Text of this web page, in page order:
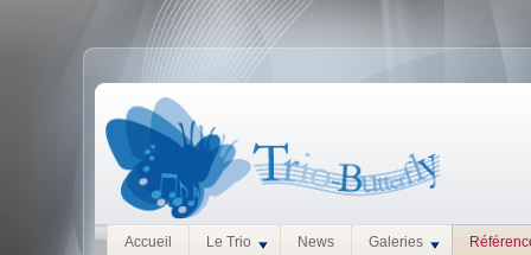
Accueil Le Trio News Galeries